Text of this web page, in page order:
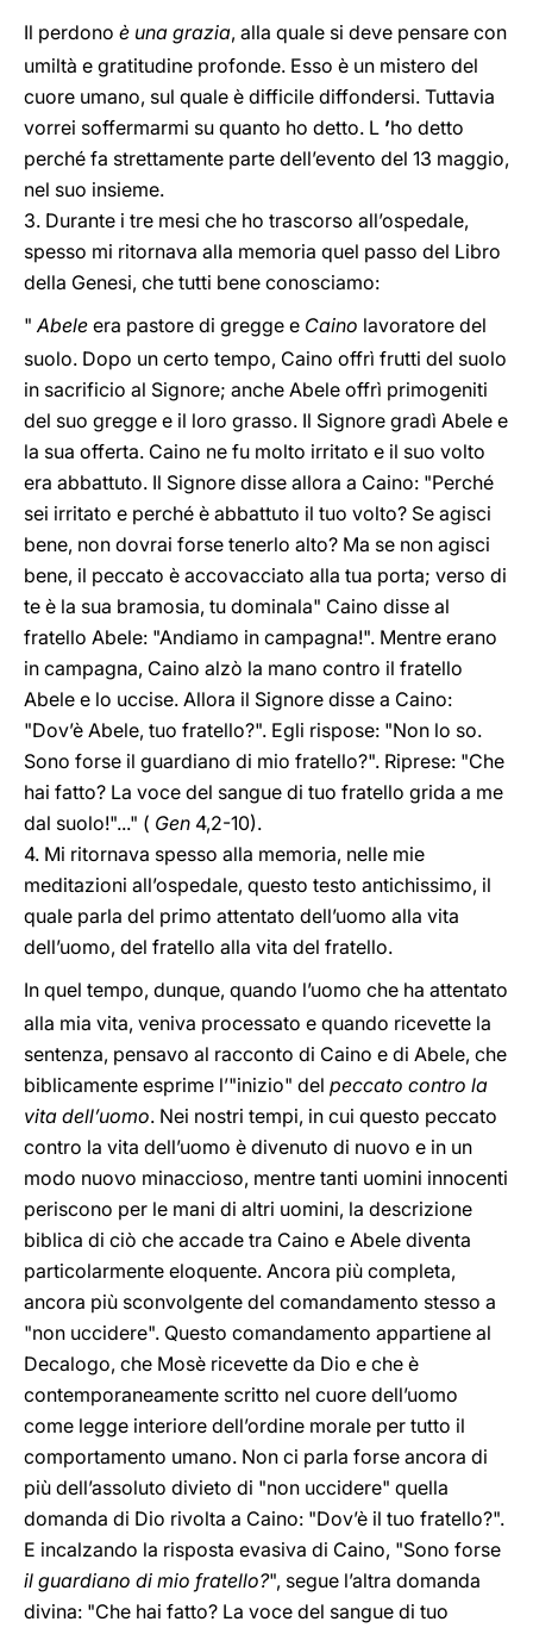
Il perdono è una grazia, alla quale si deve pensare con
umiltà e gratitudine profonde. Esso è un mistero del
cuore umano, sul quale è difficile diffondersi. Tuttavia
vorrei soffermarmi su quanto ho detto. L ’ho detto
perché fa strettamente parte dell’evento del 13 maggio,
nel suo insieme.
3. Durante i tre mesi che ho trascorso all’ospedale,
spesso mi ritornava alla memoria quel passo del Libro
della Genesi, che tutti bene conosciamo:
"Abele era pastore di gregge e Caino lavoratore del
suolo. Dopo un certo tempo, Caino offrì frutti del suolo
in sacrificio al Signore; anche Abele offrì primogeniti
del suo gregge e il loro grasso. Il Signore gradì Abele e
la sua offerta. Caino ne fu molto irritato e il suo volto
era abbattuto. Il Signore disse allora a Caino: "Perché
sei irritato e perché è abbattuto il tuo volto? Se agisci
bene, non dovrai forse tenerlo alto? Ma se non agisci
bene, il peccato è accovacciato alla tua porta; verso di
te è la sua bramosia, tu dominala" Caino disse al
fratello Abele: "Andiamo in campagna!". Mentre erano
in campagna, Caino alzò la mano contro il fratello
Abele e lo uccise. Allora il Signore disse a Caino:
"Dov’è Abele, tuo fratello?". Egli rispose: "Non lo so.
Sono forse il guardiano di mio fratello?". Riprese: "Che
hai fatto? La voce del sangue di tuo fratello grida a me
dal suolo!"..." ( Gen 4,2-10).
4. Mi ritornava spesso alla memoria, nelle mie
meditazioni all’ospedale, questo testo antichissimo, il
quale parla del primo attentato dell’uomo alla vita
dell’uomo, del fratello alla vita del fratello.
In quel tempo, dunque, quando l’uomo che ha attentato
alla mia vita, veniva processato e quando ricevette la
sentenza, pensavo al racconto di Caino e di Abele, che
biblicamente esprime l’"inizio" del peccato contro la
vita dell’uomo. Nei nostri tempi, in cui questo peccato
contro la vita dell’uomo è divenuto di nuovo e in un
modo nuovo minaccioso, mentre tanti uomini innocenti
periscono per le mani di altri uomini, la descrizione
biblica di ciò che accade tra Caino e Abele diventa
particolarmente eloquente. Ancora più completa,
ancora più sconvolgente del comandamento stesso a
"non uccidere". Questo comandamento appartiene al
Decalogo, che Mosè ricevette da Dio e che è
contemporaneamente scritto nel cuore dell’uomo
come legge interiore dell’ordine morale per tutto il
comportamento umano. Non ci parla forse ancora di
più dell’assoluto divieto di "non uccidere" quella
domanda di Dio rivolta a Caino: "Dov’è il tuo fratello?".
E incalzando la risposta evasiva di Caino, "Sono forse
il guardiano di mio fratello?", segue l’altra domanda
divina: "Che hai fatto? La voce del sangue di tuo